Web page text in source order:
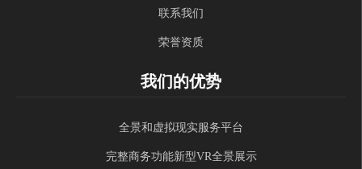
联系我们
荣誉资质
我们的优势
全景和虚拟现实服务平台
完整商务功能新型VR全景展示